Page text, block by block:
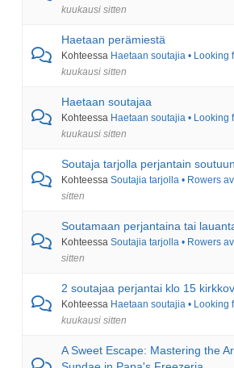
kuukausi sitten
Haetaan perämiestä
Kohteessa Haetaan soutajia • Looking
kuukausi sitten
Haetaan soutajaa
Kohteessa Haetaan soutajia • Looking
kuukausi sitten
Soutaja tarjolla perjantain soutuun
Kohteessa Soutajia tarjolla • Rowers
sitten
Soutamaan perjantaina tai
Kohteessa Soutajia tarjolla • Rowers
sitten
2 soutajaa perjantai klo 15
Kohteessa Haetaan soutajia • Looking
kuukausi sitten
A Sweet Escape: Mastering the